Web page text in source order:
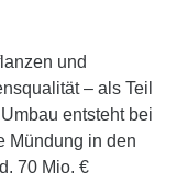
und
– als Teil
entsteht bei
Mündung in den
70 Mio. €